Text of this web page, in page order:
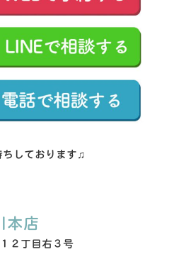
ちしております♫
本店
２丁目右３号